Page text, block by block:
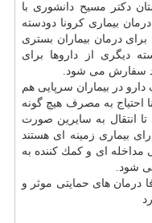
دكتر مسیح دانشوری با
بیماری كرونا دودسته
درمان بیماران بستری
دیگری از داروها برای
سفارش می شود.
در بیماران سرپایی هم
احتیاج به مصرف هیچ گونه
تا انتقال به سایرین صورت
بیماری زمینه ای هستند
ای و كمك كننده به
شود.
صرفا درمان های حمایتی موثر و